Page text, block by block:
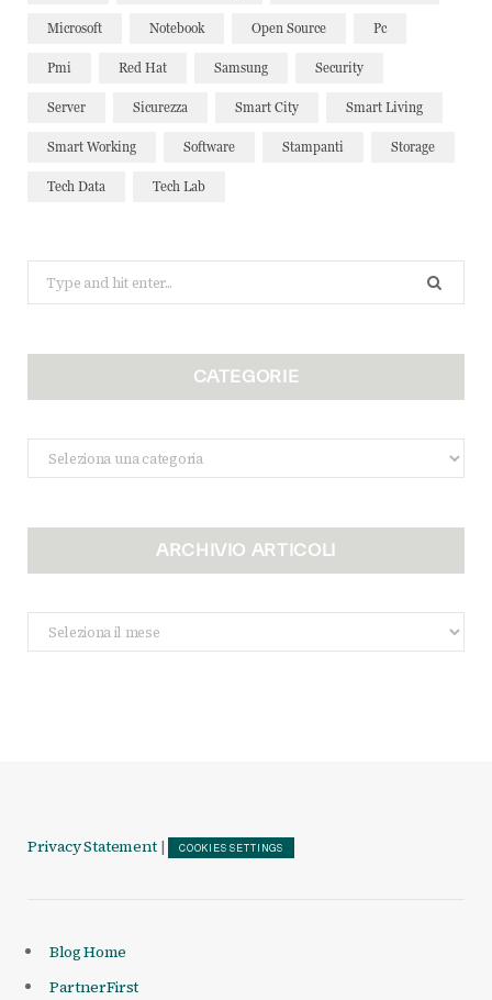
Microsoft Notebook Open Source Pc
Pmi Red Hat Samsung Security
Server Sicurezza Smart City Smart Living
Smart Working Software Stampanti Storage
Tech Data Tech Lab
for:
CATEGORIE
Categorie
ARCHIVIO ARTICOLI
Archivio
Articoli
Privacy Statement | COOKIES SETTINGS
Blog Home
PartnerFirst